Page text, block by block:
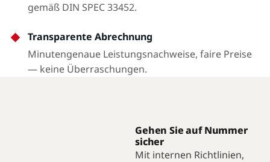
gemäß DIN SPEC 33452.
Transparente Abrechnung
Minutengenaue Leistungsnachweise, faire Preise
— keine Überraschungen.
Gehen Sie auf Nummer
sicher
Mit internen Richtlinien,